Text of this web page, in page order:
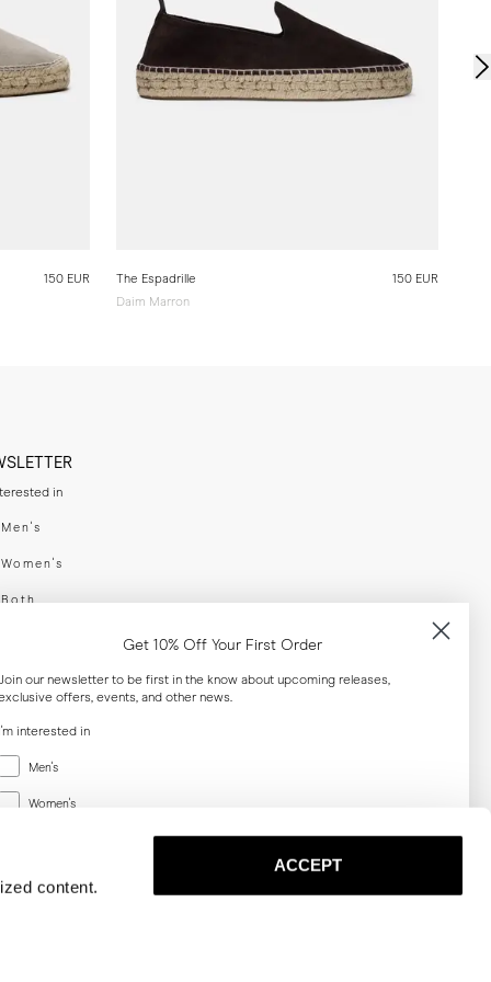
content.
ACCEPT
150 EUR
The Espadrille
Daim Marron
150 EUR
in
Men's
Women's
Both
your email adress
Get 10% Off Your First Order
our newsletter to be first in the know about upcoming releases,
offers, events, and other news.
I'm interested in
Men's
Women's